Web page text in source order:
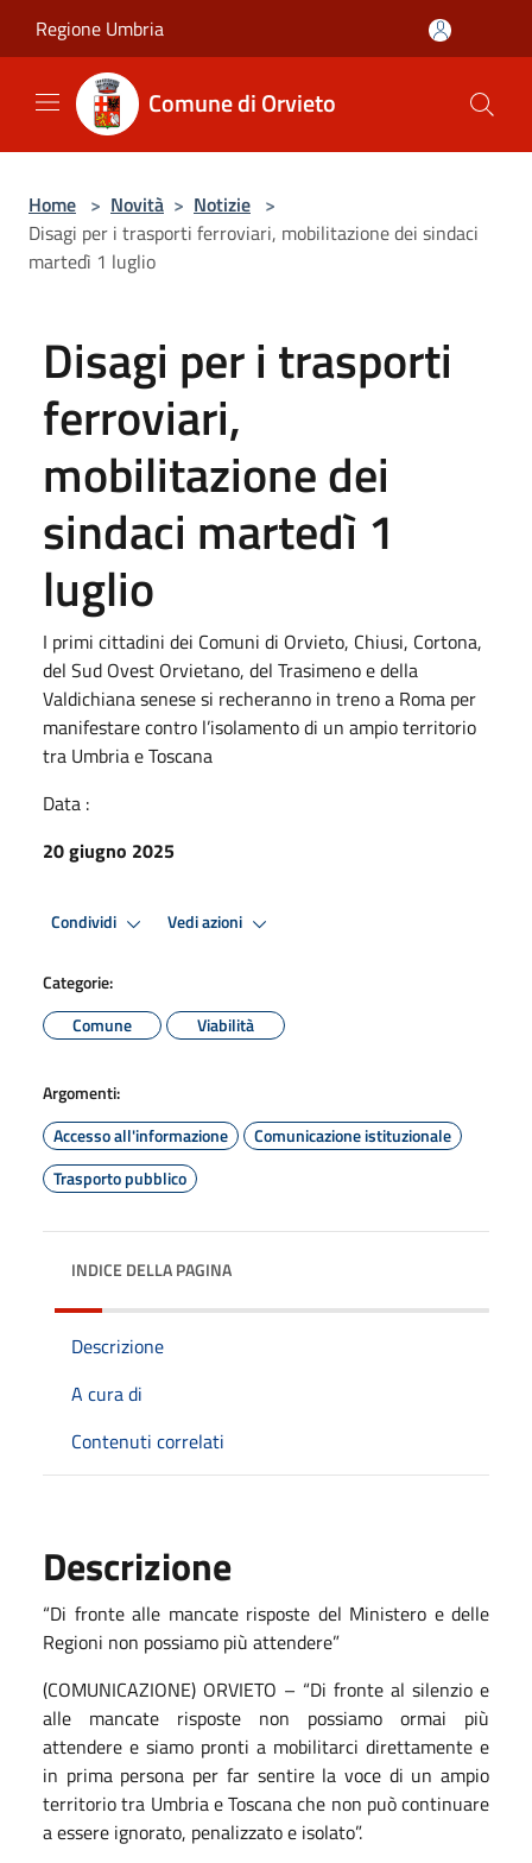
Regione Umbria
Comune di Orvieto
Home > Novità > Notizie >
Disagi per i trasporti ferroviari, mobilitazione dei sindaci
martedì 1 luglio
Disagi per i trasporti
ferroviari,
mobilitazione dei
sindaci martedì 1
luglio
I primi cittadini dei Comuni di Orvieto, Chiusi, Cortona,
del Sud Ovest Orvietano, del Trasimeno e della
Valdichiana senese si recheranno in treno a Roma per
manifestare contro l’isolamento di un ampio territorio
tra Umbria e Toscana
Data :
20 giugno 2025
Condividi Vedi azioni
Categorie:
Comune
Viabilità
Argomenti:
Accesso all'informazione
Comunicazione istituzionale
Trasporto pubblico
INDICE DELLA PAGINA
Descrizione
A cura di
Contenuti correlati
Descrizione
“Di fronte alle mancate risposte del Ministero e delle
Regioni non possiamo più attendere”
(COMUNICAZIONE) ORVIETO – “Di fronte al silenzio e
alle mancate risposte non possiamo ormai più
attendere e siamo pronti a mobilitarci direttamente e
in prima persona per far sentire la voce di un ampio
territorio tra Umbria e Toscana che non può continuare
a essere ignorato, penalizzato e isolato”.